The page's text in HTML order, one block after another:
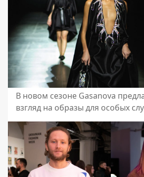
В новом сезоне Gasanova
взгляд на образы для особых